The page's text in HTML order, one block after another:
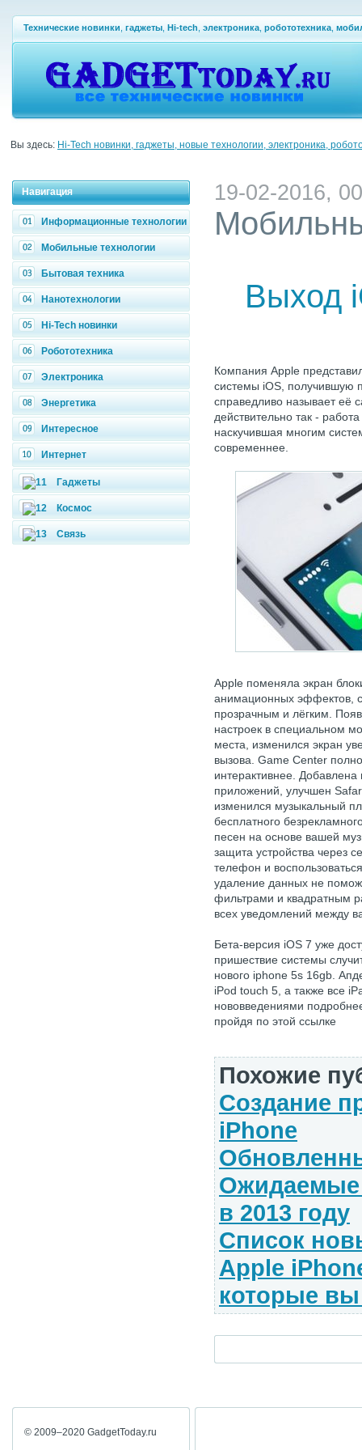
Технические новинки гаджеты Hi-tech электроника робототехника
Вы здесь: Hi-Tech новинки, гаджеты, новые технологии, электроника,
Навигация
Информационные технологии
Мобильные технологии
Бытовая техника
Нанотехнологии
Hi-Tech новинки
Робототехника
Электроника
Энергетика
Интересное
Интернет
Гаджеты
Космос
Связь
19-02-2016,
Выход
Компания Apple
системы iOS, получившую
справедливо называет её
действительно так -
наскучившая многим
современнее.
Apple поменяла экран
анимационных эффектов,
прозрачным и лёгким.
настроек в специальном
места, изменился экран
вызова. Game Center
интерактивнее.
приложений, улучшен
изменился музыкальный
бесплатного
песен на основе вашей
защита устройства через
телефон и
удаление данных не
фильтрами и квадратным
всех уведомлений между
Бета-версия iOS 7 уже
пришествие системы
нового iphone 5s 16gb.
iPod touch 5, а также все
нововведениями
пройдя по этой ссылке
Похожие
Создание
iPhone
Ожидаемые
в 2013 году
Список
Apple
которые вы
© 2009–2020 GadgetToday.ru